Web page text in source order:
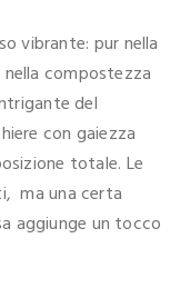
vibrante: pur nella
compostezza
del
con gaiezza
totale. Le
ma una certa
aggiunge un tocco